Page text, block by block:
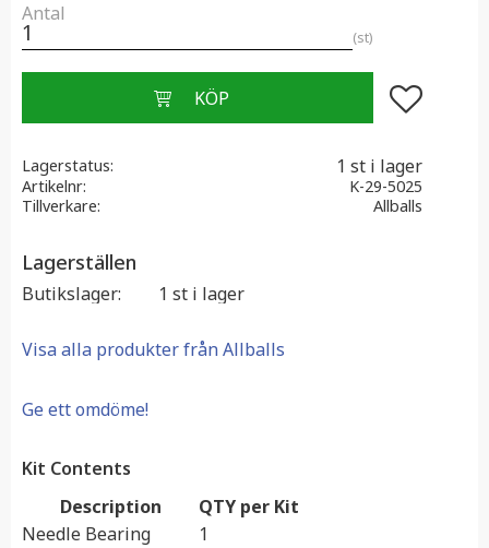
Antal
st
Lägg till i
Lagerstatus 1 st i lager
Artikelnr
K-29-5025
Tillverkare
Allballs
Lagerställen
Butikslager 1 st i lager
Visa alla produkter från Allballs
Ge ett omdöme!
Kit Contents
Description
QTY per Kit
Needle Bearing
1